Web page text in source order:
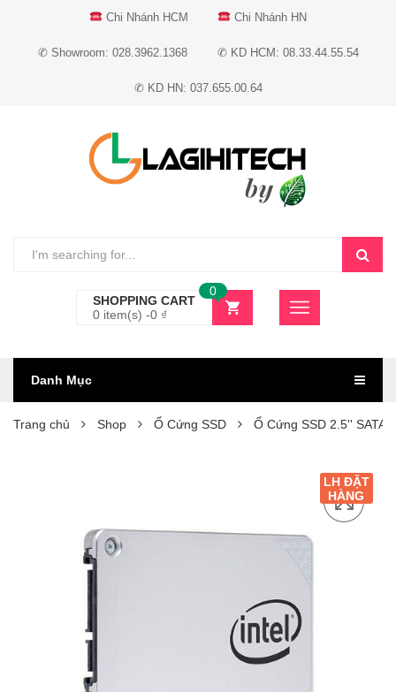
Chi Nhánh HCM Chi Nhánh HN
✆ Showroom: 028.3962.1368 ✆ KD HCM: 08.33.44.55.54
✆ KD HN: 037.655.00.64
SHOPPING CART
0 item(s) -0 ₫
0
Danh Mục
Trang chủ Shop Ổ Cứng SSD Ổ Cứng SSD 2.5'' SATA 3
LH ĐẶT
HÀNG